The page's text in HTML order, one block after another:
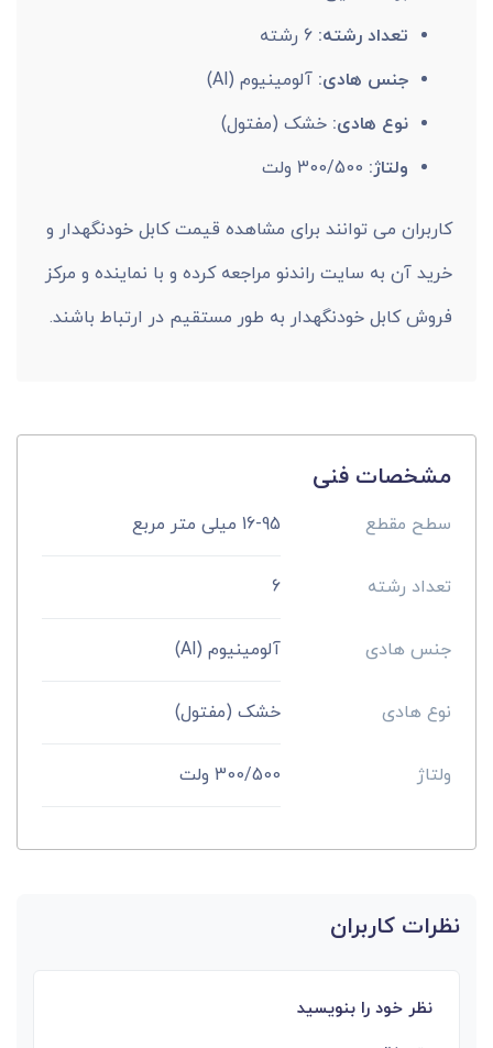
تعداد رشته:6 رشته
جنس هادی: آلومینیوم (Al)
نوع هادی: خشک (مفتول)
ولتاژ:
کاربران می توانند برای مشاهده قیمت کابل خودنگهدار و
خرید آن به سایت راندنو مراجعه کرده و با نماینده و مرکز
فروش کابل خودنگهدار به طور مستقیم در ارتباط باشند.
مشخصات فنی
سطح مقطع 16-95 میلی متر مربع
تعداد رشته 6
جنس هادی آلومینیوم (Al)
نوع هادی خشک (مفتول)
ولتاژ 300/500 ولت
نظرات کاربران
نظر خود را بنویسید